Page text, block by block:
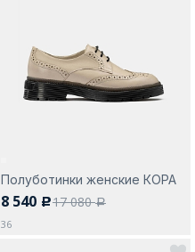
Полуботинки женские КОРА
8 540 c17 080a
36